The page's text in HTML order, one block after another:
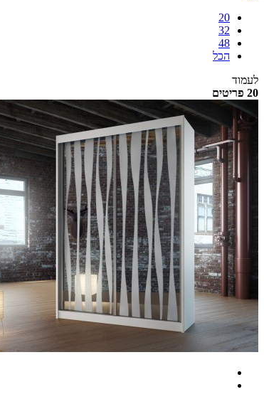
20
32
48
הכל
לעמוד
20 פריטים